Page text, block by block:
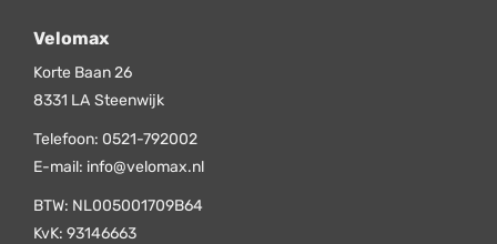
Velomax
Korte Baan 26
8331 LA Steenwijk
Telefoon: 0521-792002
E-mail: info@velomax.nl
BTW: NL005001709B64
KvK: 93146663